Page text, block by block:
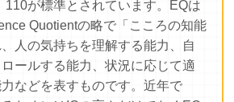
110が標準とされています。EQは
Quotientの略で「こころの知能
人の気持ちを理解する能力、自
ールする能力、状況に応じて適
などを表すものです。近年で